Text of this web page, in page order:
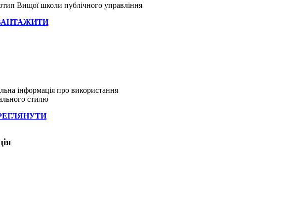
Вищої школи публічного управління
інформація про використання
стилю